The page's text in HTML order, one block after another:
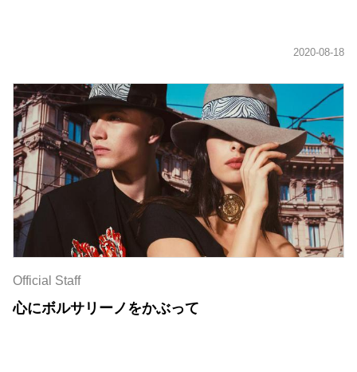
Official Staff
心にボルサリーノをかぶって